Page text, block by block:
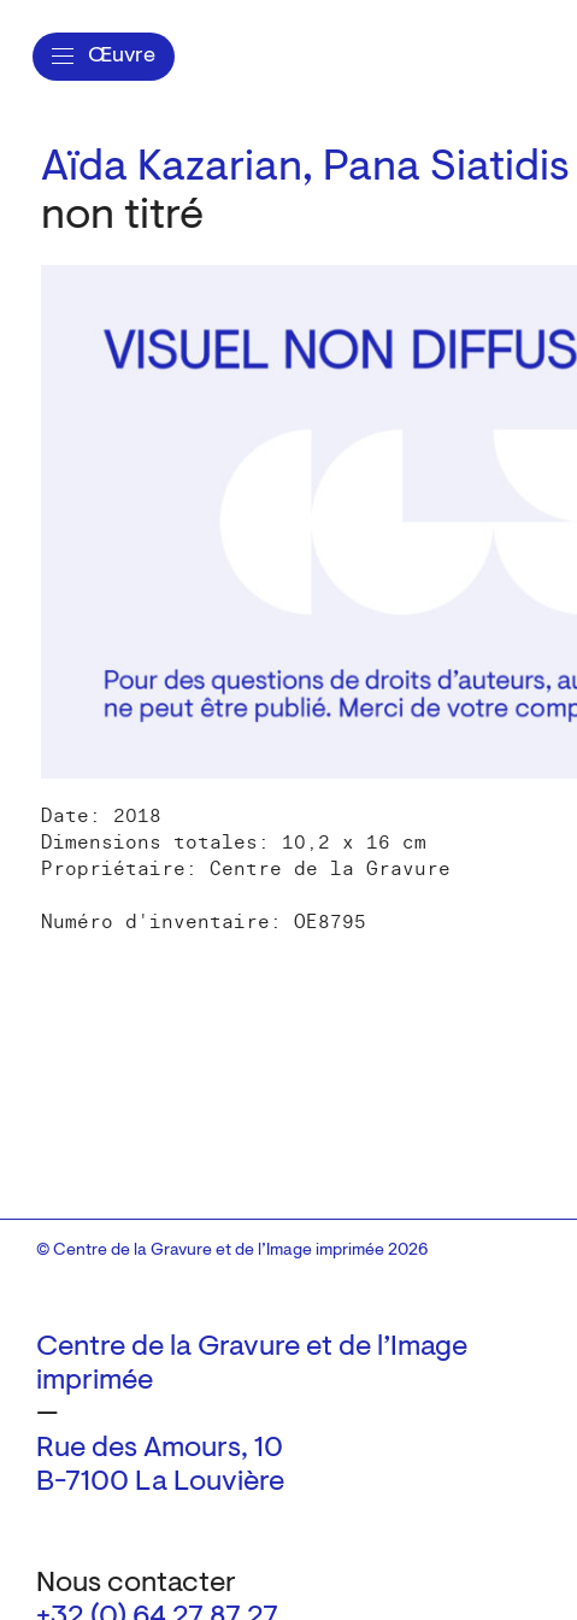
Œuvre
Aïda Kazarian, Pana Siatidis
non titré
Date: 2018
Dimensions totales: 10,2 x 16 cm
Propriétaire: Centre de la Gravure
Numéro d'inventaire: OE8795
Centre de la Gravure et de l’Image
imprimée
—
Rue des Amours, 10
B-7100 La Louvière
Nous contacter
© Centre de la Gravure et de l’Image imprimée 2026